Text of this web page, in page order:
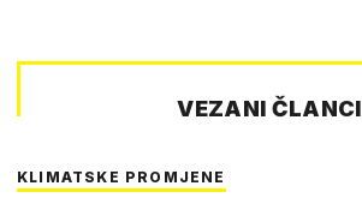
VEZANI ČLANCI
KLIMATSKE PROMJENE